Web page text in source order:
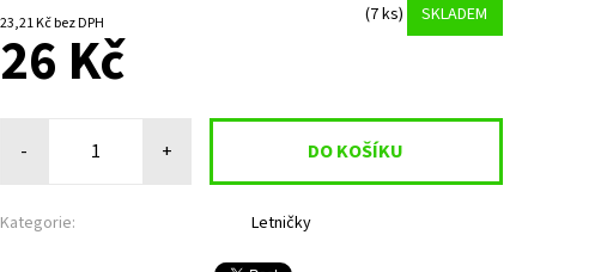
23,21 Kč bez DPH (7 ks) SKLADEM
26 Kč
- +
Kategorie: Letničky